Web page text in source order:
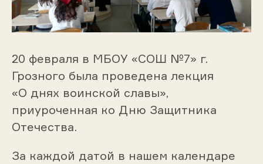
20 февраля в МБОУ «СОШ №7» г.
Грозного была проведена лекция
«О днях воинской славы»,
приуроченная ко Дню Защитника
Отечества.
За каждой датой в нашем календаре